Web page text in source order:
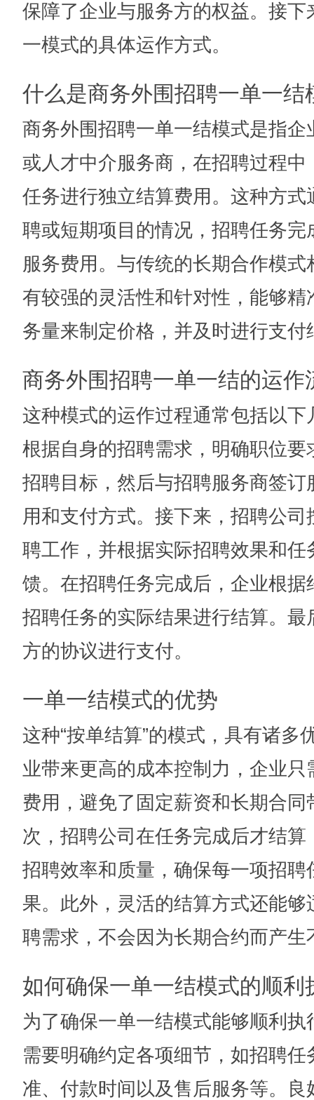
保障了企业与服务方的权益。接
一模式的具体运作方式。
什么是商务外围招聘一单一结
商务外围招聘一单一结模式是指
或人才中介服务商，在招聘过程
任务进行独立结算费用。这种方
聘或短期项目的情况，招聘任务
服务费用。与传统的长期合作模式
有较强的灵活性和针对性，能够
务量来制定价格，并及时进行支付
商务外围招聘一单一结的运作
这种模式的运作过程通常包括以
根据自身的招聘需求，明确职位
招聘目标，然后与招聘服务商签
用和支付方式。接下来，招聘公
聘工作，并根据实际招聘效果和
馈。在招聘任务完成后，企业根
招聘任务的实际结果进行结算。
方的协议进行支付。
一单一结模式的优势
这种“按单结算”的模式，具有诸多
业带来更高的成本控制力，企业
费用，避免了固定薪资和长期合
次，招聘公司在任务完成后才结
招聘效率和质量，确保每一项招
果。此外，灵活的结算方式还能
聘需求，不会因为长期合约而产生
如何确保一单一结模式的顺利
为了确保一单一结模式能够顺利
需要明确约定各项细节，如招聘
准、付款时间以及售后服务等。